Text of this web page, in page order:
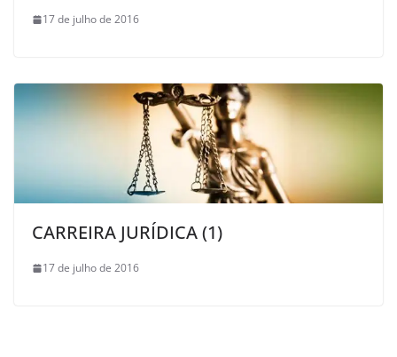
17 de julho de 2016
CARREIRA JURÍDICA (1)
17 de julho de 2016